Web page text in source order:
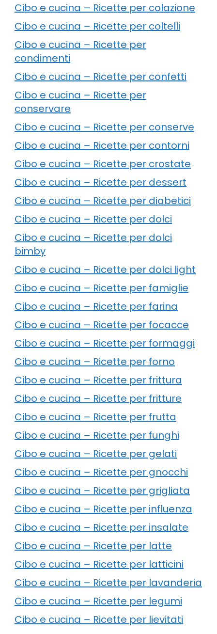
Cibo e cucina – Ricette per colazione
Cibo e cucina – Ricette per coltelli
Cibo e cucina – Ricette per
condimenti
Cibo e cucina – Ricette per confetti
Cibo e cucina – Ricette per
conservare
Cibo e cucina – Ricette per conserve
Cibo e cucina – Ricette per contorni
Cibo e cucina – Ricette per crostate
Cibo e cucina – Ricette per dessert
Cibo e cucina – Ricette per diabetici
Cibo e cucina – Ricette per dolci
Cibo e cucina – Ricette per dolci
bimby
Cibo e cucina – Ricette per dolci light
Cibo e cucina – Ricette per famiglie
Cibo e cucina – Ricette per farina
Cibo e cucina – Ricette per focacce
Cibo e cucina – Ricette per formaggi
Cibo e cucina – Ricette per forno
Cibo e cucina – Ricette per frittura
Cibo e cucina – Ricette per fritture
Cibo e cucina – Ricette per frutta
Cibo e cucina – Ricette per funghi
Cibo e cucina – Ricette per gelati
Cibo e cucina – Ricette per gnocchi
Cibo e cucina – Ricette per grigliata
Cibo e cucina – Ricette per influenza
Cibo e cucina – Ricette per insalate
Cibo e cucina – Ricette per latte
Cibo e cucina – Ricette per latticini
Cibo e cucina – Ricette per lavanderia
Cibo e cucina – Ricette per legumi
Cibo e cucina – Ricette per lievitati